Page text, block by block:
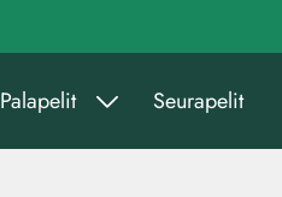
Palapelit Seurapelit